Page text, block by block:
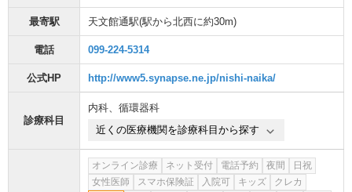
最寄駅 天文館通駅(駅から北西に約30m)
電話 099-224-5314
公式HP http://www5.synapse.ne.jp/nishi-naika/
診療科目
内科、 循環器科
近くの医療機関を診療科目から探す
オンライン診療 ネット受付 電話予約 夜間
日祝
女性医師
スマホ保険証 入院可 キッズ
クレカ